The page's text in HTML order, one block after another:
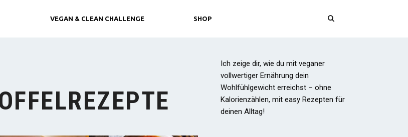
VEGAN & CLEAN CHALLENGE SHOP
Ich zeige dir, wie du mit veganer
vollwertiger Ernährung dein
Wohlfühlgewicht erreichst – ohne
Kalorienzählen, mit easy Rezepten für
deinen Alltag!